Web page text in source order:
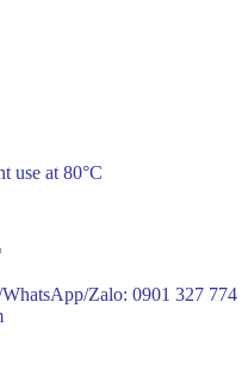
use at 80°C
Zalo: 0901 327 774